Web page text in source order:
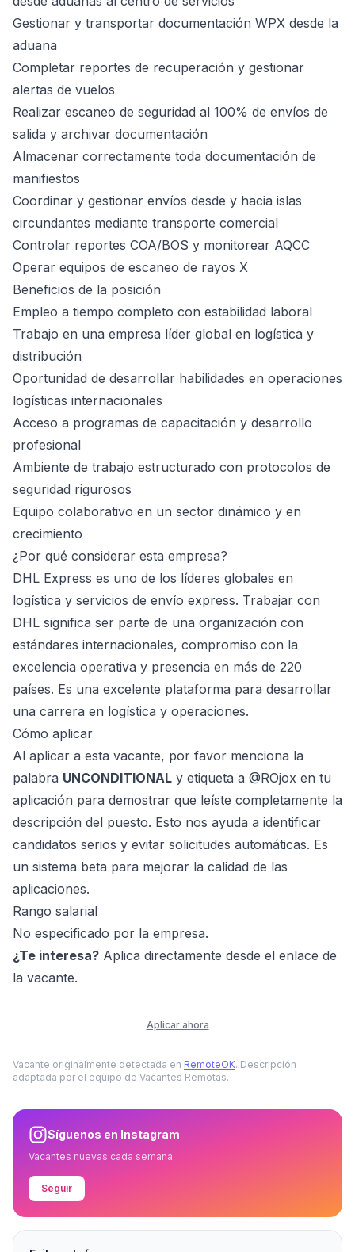
Gestionar y transportar documentación WPX desde la
aduana
Completar reportes de recuperación y gestionar
alertas de vuelos
Realizar escaneo de seguridad al 100% de envíos de
salida y archivar documentación
Almacenar correctamente toda documentación de
manifiestos
Coordinar y gestionar envíos desde y hacia islas
circundantes mediante transporte comercial
Controlar reportes COA/BOS y monitorear AQCC
Operar equipos de escaneo de rayos X
Beneficios de la posición
Empleo a tiempo completo con estabilidad laboral
Trabajo en una empresa líder global en logística y
distribución
Oportunidad de desarrollar habilidades en operaciones
logísticas internacionales
Acceso a programas de capacitación y desarrollo
profesional
Ambiente de trabajo estructurado con protocolos de
seguridad rigurosos
Equipo colaborativo en un sector dinámico y en
crecimiento
¿Por qué considerar esta empresa?
DHL Express es uno de los líderes globales en
logística y servicios de envío express. Trabajar con
DHL significa ser parte de una organización con
estándares internacionales, compromiso con la
excelencia operativa y presencia en más de 220
países. Es una excelente plataforma para desarrollar
una carrera en logística y operaciones.
Cómo aplicar
Al aplicar a esta vacante, por favor menciona la
palabra UNCONDITIONAL y etiqueta a @ROjox en tu
aplicación para demostrar que leíste completamente la
descripción del puesto. Esto nos ayuda a identificar
candidatos serios y evitar solicitudes automáticas. Es
un sistema beta para mejorar la calidad de las
aplicaciones.
Rango salarial
No especificado por la empresa.
¿Te interesa? Aplica directamente desde el enlace de
la vacante.
Aplicar ahora
Vacante originalmente detectada en RemoteOK. Descripción
adaptada por el equipo de Vacantes Remotas.
Síguenos en Instagram
Vacantes nuevas cada semana
Seguir